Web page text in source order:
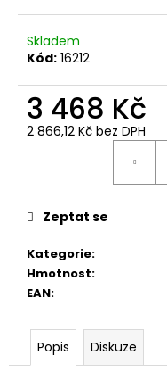
Skladem
Kód: 16212
3 468 Kč
2 866,12 Kč bez DPH
Kategorie:
Hmotnost:
EAN:
Zeptat se
Popis Diskuze